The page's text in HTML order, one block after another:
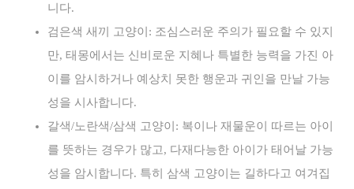
니다.
검은색 새끼 고양이: 조심스러운 주의가 필요할 수 있지
만, 태몽에서는 신비로운 지혜나 특별한 능력을 가진 아
이를 암시하거나 예상치 못한 행운과 귀인을 만날 가능
성을 시사합니다.
갈색/노란색/삼색 고양이: 복이나 재물운이 따르는 아이
를 뜻하는 경우가 많고, 다재다능한 아이가 태어날 가능
성을 암시합니다. 특히 삼색 고양이는 길하다고 여겨집